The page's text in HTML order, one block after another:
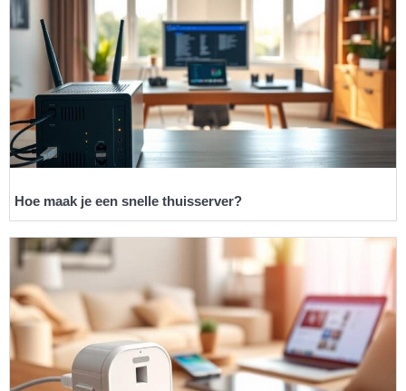
Hoe maak je een snelle thuisserver?